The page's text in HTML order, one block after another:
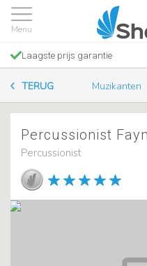
Laagste prijs garantie
TERUG Muzikanten
Percussionist
Percussionist